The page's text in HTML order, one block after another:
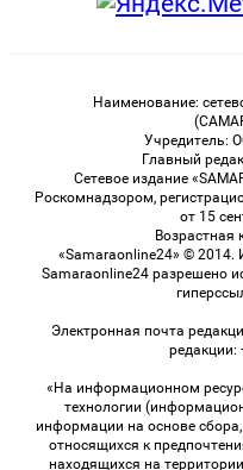
Наименование:
Учредитель:
Главный
Сетевое издание
Роскомнадзором,
от 15
Возрастная
«Samaraonline24» © 2014.
Samaraonline24 разрешено
Электронная почта
редакции:
«На информационном
технологии
информации на основе
относящихся к
находящихся на